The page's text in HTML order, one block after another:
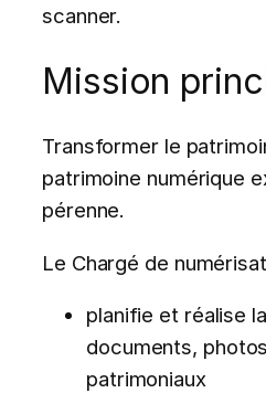
scanner.
Mission
Transformer le
patrimoine numérique
pérenne.
Le Chargé de
planifie et réalise
documents,
patrimoniaux